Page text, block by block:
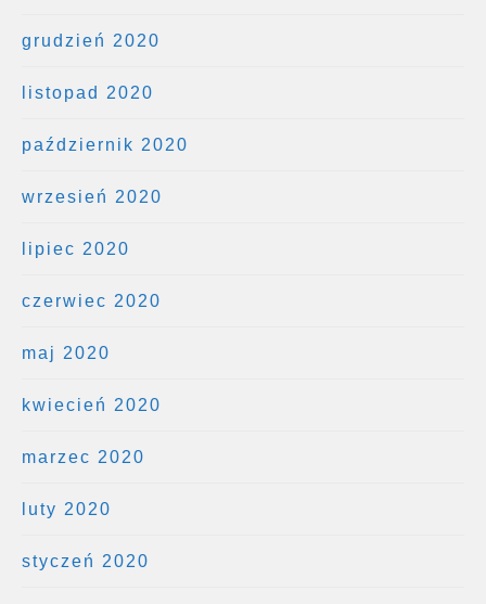
grudzień 2020
listopad 2020
październik 2020
wrzesień 2020
lipiec 2020
czerwiec 2020
maj 2020
kwiecień 2020
marzec 2020
luty 2020
styczeń 2020